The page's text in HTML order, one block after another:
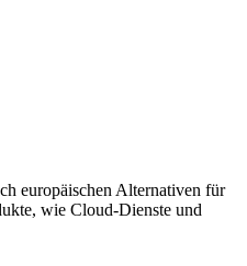
europäischen Alternativen für
wie Cloud-Dienste und